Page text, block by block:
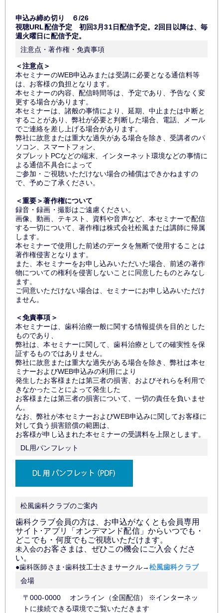
申込み締め切り ６/26
視聴URL配信予定 初回3月31日配信予定。2回目以降は、毎
週火曜日に配信予定。
注意点・著作権・免責事項
＜注意点＞
本セミナーのWEB申込みまたは受講に必要となる通信料等
は、お客様の負担となります。
本セミナーの内容、配信時間等は、予定であり、予告なく変
更する場合があります。
本セミナーは、諸般の事情により、延期、中止または中断と
することがあり、弊社が必要と判断した場合、電話、メール
でご連絡を差し上げる場合があります。
弊社に故意または重大な過失がある場合を除き、受講者のパ
ソコン、スマートフォン、
タブレットPCなどの端末、インターネット環境などの事情に
よる通信不具合によって
ご参加・ご視聴いただけない場合の補償はできかねますの
で、予めご了承ください。
＜重要＞著作権について
録音・録画・撮影はご遠慮ください。
画像、動画、テキスト、資料や音声など、本セミナーで配信
する一切について、著作権は株式会社松風または講師に帰属
します。
本セミナーで使用した前述のデータを無断で使用することは
著作権侵害となります。
また、本セミナーをお申し込みいただいた場合、前述の著作
物についての権利を侵害しないことに同意したものとみなし
ます。
ご同意いただけない場合は、セミナーにお申し込みいただけ
ません。
＜免責事項＞
本セミナーは、歯科治療一般に関する情報提供を目的とした
ものであり、
弊社は、本セミナーに関して、歯科治療としての確実性を保
証するものではありません。
弊社に故意または重大な過失がある場合を除き、弊社は本セ
ミナーおよびWEB申込みの利用により
発生したお客様または第三者の損害、およびそれらを利用で
きなかったことによって発生した
お客様または第三者の損害について、一切の責任を負いませ
ん。
なお、弊社が本セミナーおよびWEB申込みに関してお客様に
対して負う損害賠償の範囲は、
お客様が申し込まれた本セミナーの受講料を上限とします。
DL用パンフレット
松風歯科クラブのご案内
歯科クラブ会員の方は、お申込がなくとも会員専用
サイト･アプリ「オンデマンド配信」からいつでも・
どこでも・何度でもご視聴いただけます。
未入会のお客さまは、ぜひこの機会にご入会くださ
い。
●歯科医師さま･歯科技工士さまサークル→松風歯科クラブ
会場
〒000-0000 オンライン（全国配信） ※インターネッ
トに接続できる環境でご覧いただきます